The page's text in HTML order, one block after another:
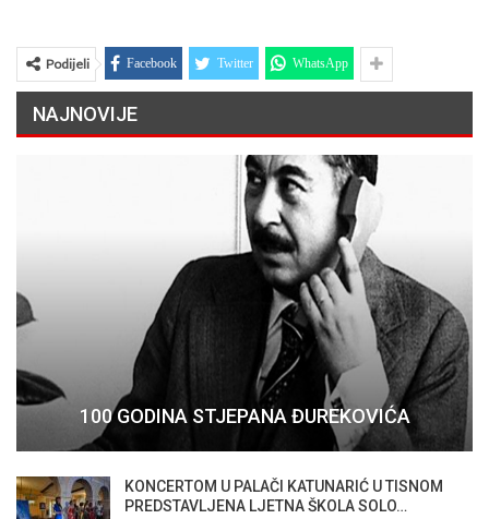
Podijeli Facebook Twitter WhatsApp
NAJNOVIJE
100 GODINA STJEPANA ĐUREKOVIĆA
KONCERTOM U PALAČI KATUNARIĆ U TISNOM
PREDSTAVLJENA LJETNA ŠKOLA SOLO…